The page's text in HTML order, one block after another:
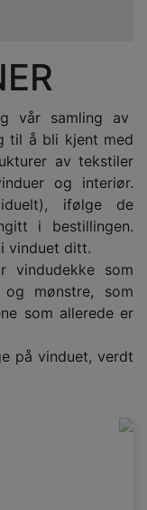
vår samling av
til å bli kjent med
av tekstiler
og interiør.
ifølge de
i bestillingen.
vinduet ditt.
vindudekke som
mønstre, som
som allerede er
på vinduet, verdt